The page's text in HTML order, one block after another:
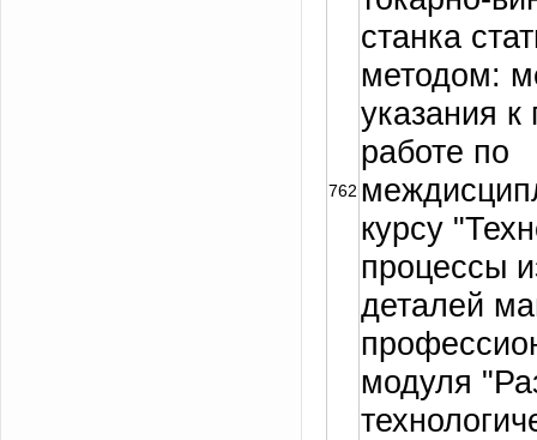
762
станка
методом:
указания к
работе по
курсу
процессы
деталей
модуля